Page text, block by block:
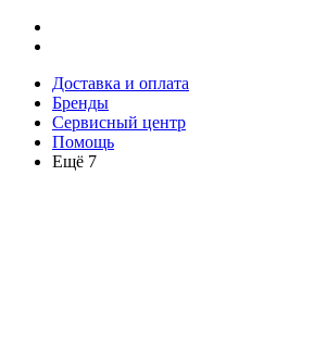
Доставка и оплата
Бренды
Сервисный центр
Помощь
Ещё 7